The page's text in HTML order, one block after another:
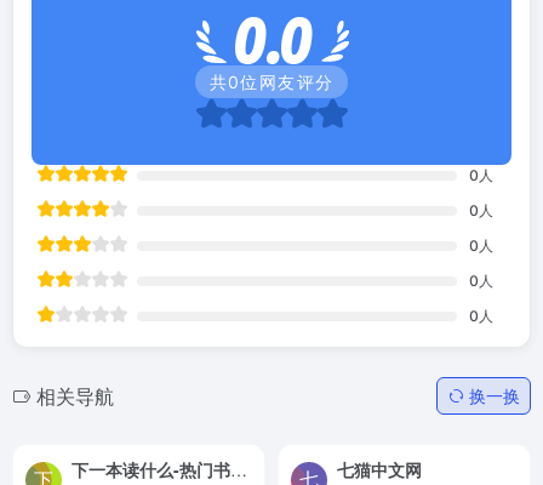
0.0
共0位网友评分
0 人
0 人
0 人
0 人
0 人
相关导航 换一换
下一本读什么-热门书单推荐分享 七猫中文网